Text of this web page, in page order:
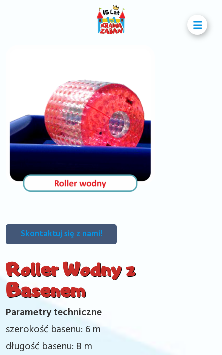
Skontaktuj się z nami!
Roller Wodny z
Basenem
Parametry techniczne
szerokość basenu: 6 m
długość basenu: 8 m